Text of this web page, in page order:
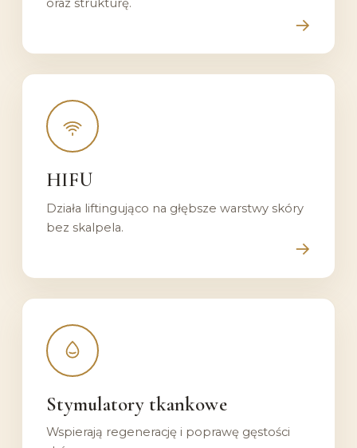
oraz strukturę.
→
HIFU
Działa liftingująco na głębsze warstwy skóry
bez skalpela.
→
Poznaj
zabieg:
HIFU
Stymulatory tkankowe
Wspierają regenerację i poprawę gęstości
Poznaj
zabieg:
Stymulatory
tkankowe